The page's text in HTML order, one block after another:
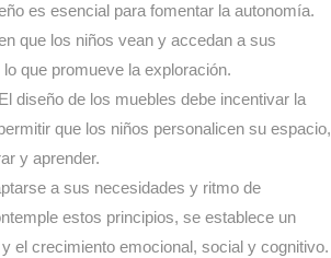
es esencial para fomentar la autonomía.
que los niños vean y accedan a sus
que promueve la exploración.
El diseño de los muebles debe incentivar la
que los niños personalicen su espacio,
y aprender.
a sus necesidades y ritmo de
estos principios, se establece un
el crecimiento emocional, social y cognitivo.